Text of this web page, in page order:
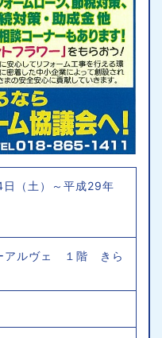
（土）～平成29年
アルヴェ １階 きら